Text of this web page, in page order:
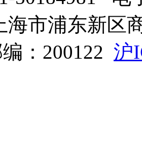
海市浦东新区
：200122 沪